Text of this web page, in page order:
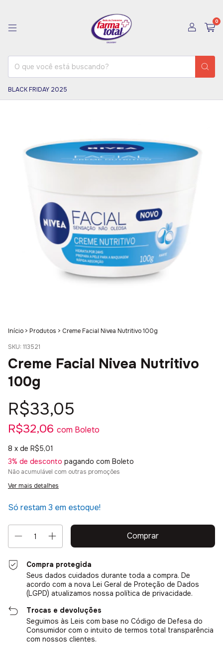
0
BLACK FRIDAY 2025
Início > Produtos > Creme Facial Nivea Nutritivo 100g
SKU: 113521
Creme Facial Nivea Nutritivo
100g
R$33,05
R$32,06 com Boleto
8 x de R$5,01
3% de desconto pagando com Boleto
Não acumulável com outras promoções
Ver mais detalhes
Só restam 3 em estoque!
Compra protegida
Seus dados cuidados durante toda a compra. De
acordo com a nova Lei Geral de Proteção de Dados
(LGPD) atualizamos nossa política de privacidade.
Trocas e devoluções
Seguimos às Leis com base no Código de Defesa do
Consumidor com o intuito de termos total transparência
com nossos clientes.